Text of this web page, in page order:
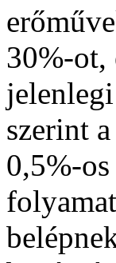
30%-ot,
szerint
0,5%-